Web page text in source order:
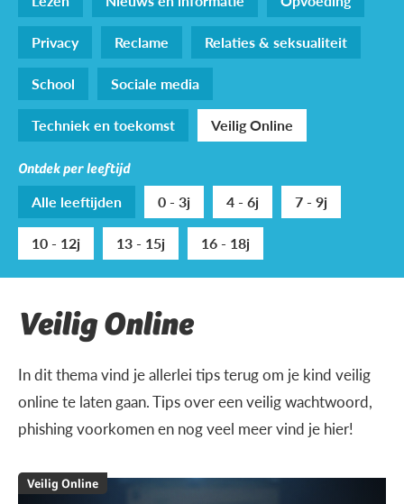
Privacy
Reclame
Relaties & seksualiteit
School
Sociale media
Techniek en toekomst
Veilig Online
Ontdek per leeftijd
Alle leeftijden 0 - 3j 4 - 6j
7 - 9j
10 - 12j
13 - 15j 16 - 18j
Veilig Online
In dit thema vind je allerlei tips terug om je kind veilig
online te laten gaan. Tips over een veilig wachtwoord,
phishing voorkomen en nog veel meer vind je hier!
Veilig Online